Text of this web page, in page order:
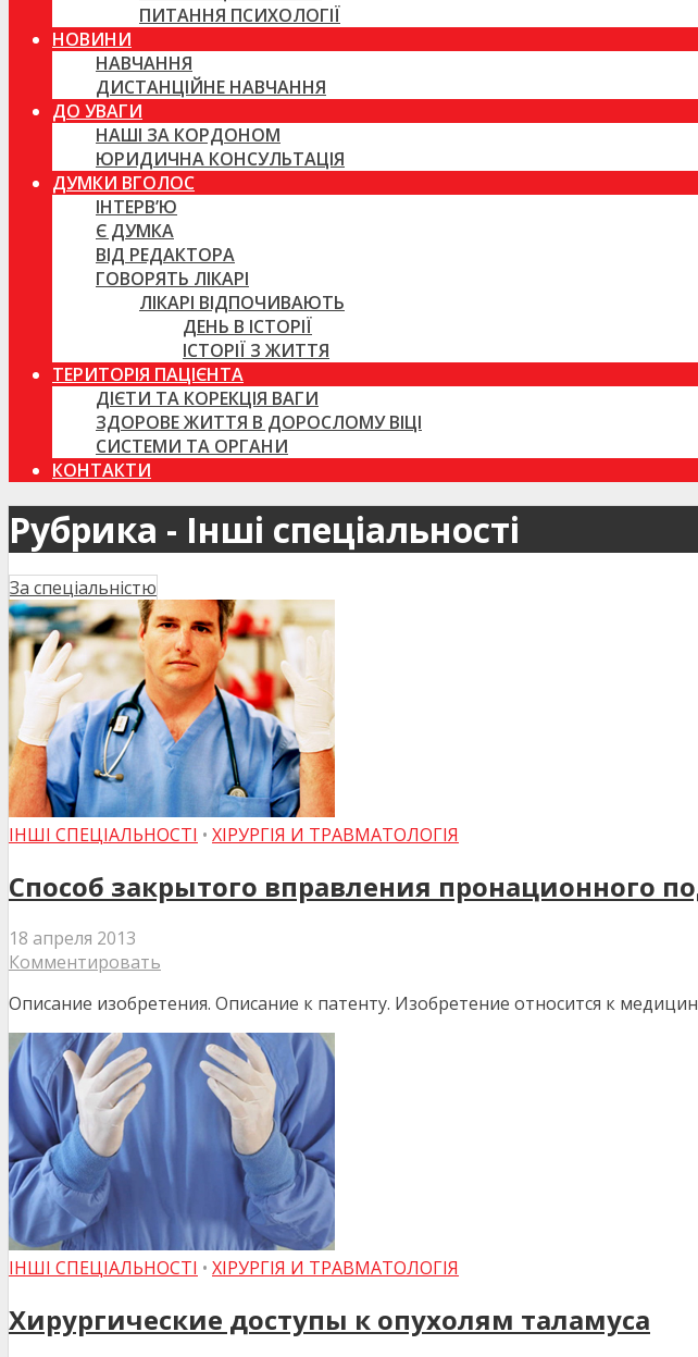
ПИТАННЯ ПСИХОЛОГІЇ
НОВИНИ
НАВЧАННЯ
ДИСТАНЦІЙНЕ НАВЧАННЯ
ДО УВАГИ
НАШІ ЗА КОРДОНОМ
ЮРИДИЧНА КОНСУЛЬТАЦІЯ
ДУМКИ ВГОЛОС
ІНТЕРВ’Ю
Є ДУМКА
ВІД РЕДАКТОРА
ГОВОРЯТЬ ЛІКАРІ
ЛІКАРІ ВІДПОЧИВАЮТЬ
ДЕНЬ В ІСТОРІЇ
ІСТОРІЇ З ЖИТТЯ
ТЕРИТОРІЯ ПАЦІЄНТА
ДІЄТИ ТА КОРЕКЦІЯ ВАГИ
ЗДОРОВЕ ЖИТТЯ В ДОРОСЛОМУ ВІЦІ
СИСТЕМИ ТА ОРГАНИ
КОНТАКТИ
Рубрика - Інші спеціальності
За спеціальністю
ІНШІ СПЕЦІАЛЬНОСТІ • ХІРУРГІЯ И ТРАВМАТОЛОГІЯ
Способ закрытого вправления пронационного
18 апреля 2013
Комментировать
Описание изобретения. Описание к патенту. Изобретение относится к
ІНШІ СПЕЦІАЛЬНОСТІ • ХІРУРГІЯ И ТРАВМАТОЛОГІЯ
Хирургические доступы к опухолям таламуса